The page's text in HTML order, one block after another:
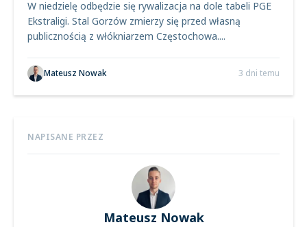
W niedzielę odbędzie się rywalizacja na dole tabeli PGE
Ekstraligi. Stal Gorzów zmierzy się przed własną
publicznością z włókniarzem Częstochowa....
Mateusz Nowak 3 dni temu
NAPISANE PRZEZ
Mateusz Nowak